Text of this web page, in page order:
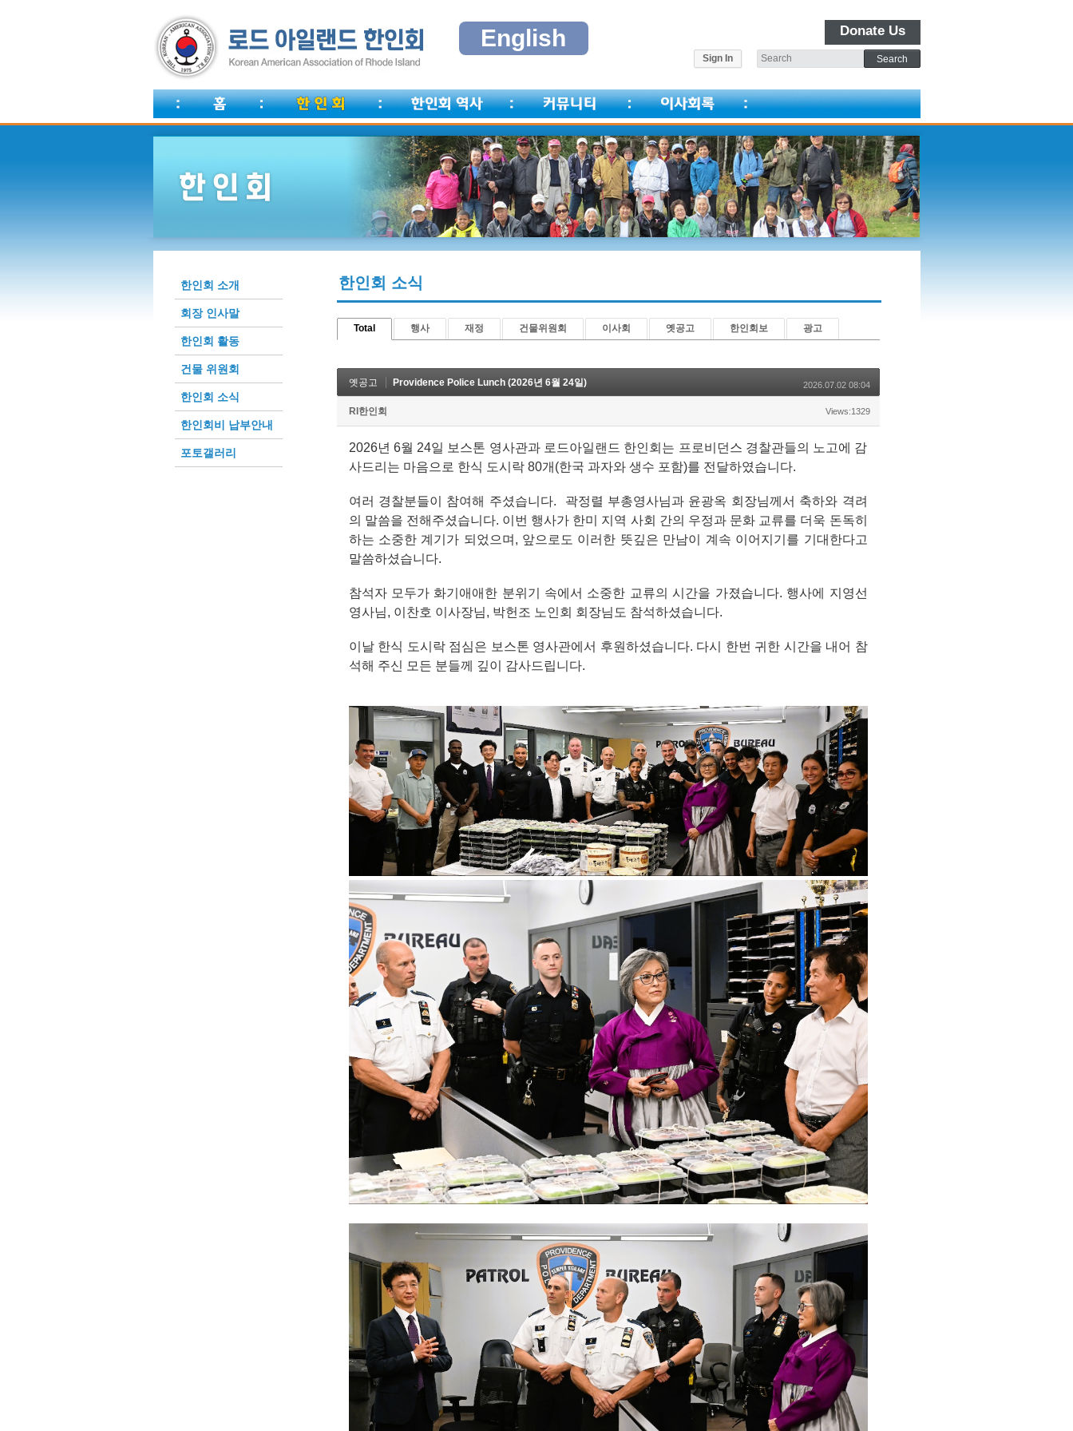
English Donate Us
Sign In
한인회 소개
회장 인사말
한인회 활동
건물 위원회
한인회 소식
한인회비 납부안내
포토갤러리
한인회 소식
Total 행사 재정 건물위원회 이사회 옛공고 한인회보 광고
옛공고 Providence Police Lunch (2026년 6월 24일) 2026.07.02 08:04
RI한인회 Views:1329
2026년 6월 24일 보스톤 영사관과 로드아일랜드 한인회는 프로비던스 경찰관들의 노고에 감
사드리는 마음으로 한식 도시락 80개(한국 과자와 생수 포함)를 전달하였습니다.
여러 경찰분들이 참여해 주셨습니다. 곽정렬 부총영사님과 윤광옥 회장님께서 축하와 격려
의 말씀을 전해주셨습니다. 이번 행사가 한미 지역 사회 간의 우정과 문화 교류를 더욱 돈독히
하는 소중한 계기가 되었으며, 앞으로도 이러한 뜻깊은 만남이 계속 이어지기를 기대한다고
말씀하셨습니다.
참석자 모두가 화기애애한 분위기 속에서 소중한 교류의 시간을 가졌습니다. 행사에 지영선
영사님, 이찬호 이사장님, 박헌조 노인회 회장님도 참석하셨습니다.
이날 한식 도시락 점심은 보스톤 영사관에서 후원하셨습니다. 다시 한번 귀한 시간을 내어 참
석해 주신 모든 분들께 깊이 감사드립니다.